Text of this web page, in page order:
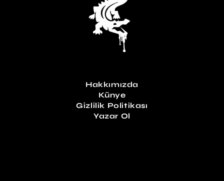
Hakkımızda
Künye
Gizlilik Politikası
Yazar Ol